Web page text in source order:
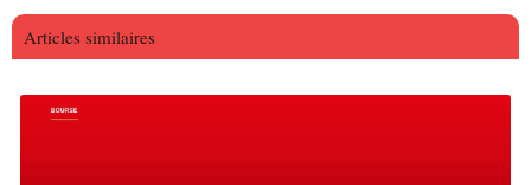
Articles similaires